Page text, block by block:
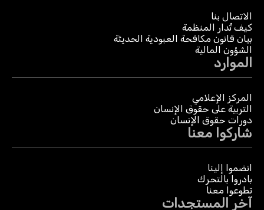
الاتصال بنا
كيف تُدار المنظمة
بيان قانون مكافحة العبودية الحديثة
الشؤون المالية
الموارد
المركز الإعلامي
التربية على حقوق الإنسان
دورات حقوق الإنسان
شاركوا معنا
انضموا إلينا
بادروا بالتحرك
تطوعوا معنا
آخر المستجدات